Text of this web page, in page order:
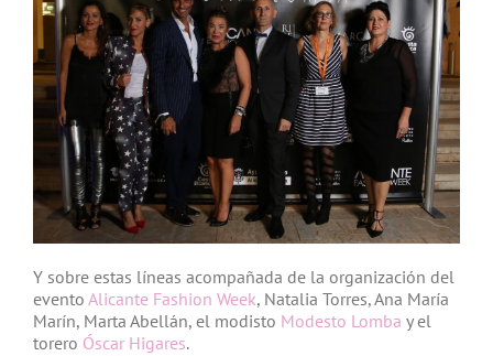
Y sobre estas líneas acompañada de la organización del
evento Alicante Fashion Week, Natalia Torres, Ana María
Marín, Marta Abellán, el modisto Modesto Lomba y el
torero Óscar Higares.